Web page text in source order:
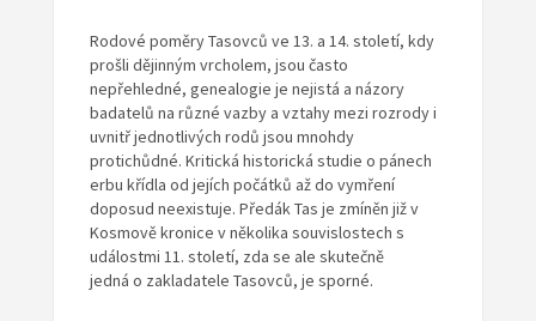
Rodové poměry Tasovců ve 13. a 14. století, kdy
prošli dějinným vrcholem, jsou často
nepřehledné, genealogie je nejistá a názory
badatelů na různé vazby a vztahy mezi rozrody i
uvnitř jednotlivých rodů jsou mnohdy
protichůdné. Kritická historická studie o pánech
erbu křídla od jejích počátků až do vymření
doposud neexistuje. Předák Tas je zmíněn již v
Kosmově kronice v několika souvislostech s
událostmi 11. století, zda se ale skutečně
jedná o zakladatele Tasovců, je sporné.